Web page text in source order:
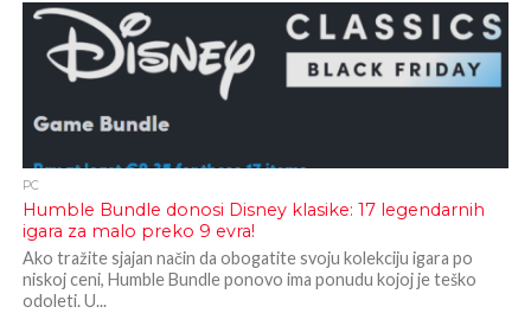
PC
Humble Bundle donosi Disney klasike: 17 legendarnih
igara za malo preko 9 evra!
Ako tražite sjajan način da obogatite svoju kolekciju igara po
niskoj ceni, Humble Bundle ponovo ima ponudu kojoj je teško
odoleti. U...